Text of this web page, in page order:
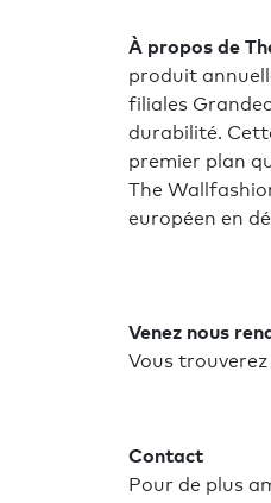
À propos de
produit
filiales
durabilité.
premier plan
The
européen en
Venez nous
Vous trouverez
Contact
Pour de plus